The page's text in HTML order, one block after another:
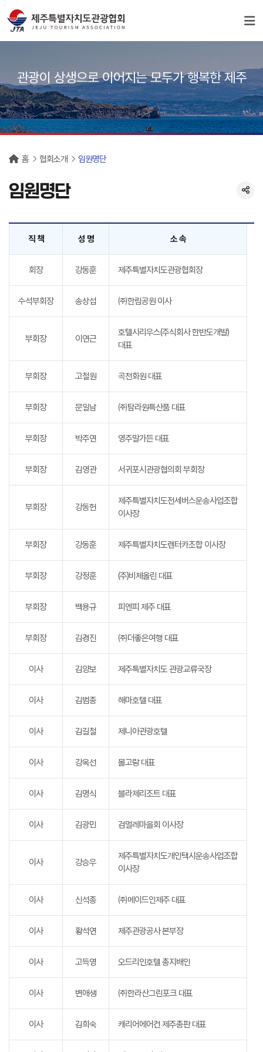
관광이 상생으로 이어지는 모두가 행복한 제주
홈 협회소개 임원명단
임원명단
직 책 성 명 소 속
회장 강동훈 제주특별자치도관광협회장
수석부회장 송상섭 ㈜한림공원 이사
부회장 이연근
호텔시리우스(주식회사 한반도개발)
대표
부회장 고철원 곡천화원 대표
부회장 문일남 ㈜탐라원특산품 대표
부회장 박주연 영주말가든 대표
부회장 김영관 서귀포시관광협의회 부회장
부회장 강동헌
제주특별자치도전세버스운송사업조합
이사장
부회장 강동훈 제주특별자치도렌터카조합 이사장
부회장 강정훈 (주)비체올린 대표
부회장 백용규 피엔피 제주 대표
부회장 김경진 ㈜더좋은여행 대표
이사 김양보 제주특별자치도 관광교류국장
이사 김범종 해마호텔 대표
이사 김길철 제니아관광호텔
이사 강옥선 몰고랑 대표
이사 김명식 블라제리조트 대표
이사 김광민 검멀레마을회 이사장
이사 강승우
제주특별자치도개인택시운송사업조합
이사장
이사 신석종 ㈜메이드인제주 대표
이사 황석연 제주관광공사 본부장
이사 고득영 오드리인호텔 총지배인
이사 변애생 ㈜한라산그린포크 대표
이사 김희숙 캐리어에어컨 제주총판 대표